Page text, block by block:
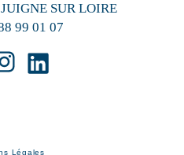
SUR LOIRE
99 01 07
Légales